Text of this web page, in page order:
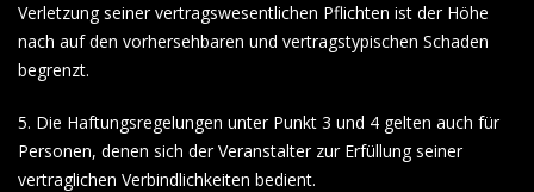
Verletzung seiner vertragswesentlichen Pflichten ist der Höhe
nach auf den vorhersehbaren und vertragstypischen Schaden
begrenzt.
5. Die Haftungsregelungen unter Punkt 3 und 4 gelten auch für
Personen, denen sich der Veranstalter zur Erfüllung seiner
vertraglichen Verbindlichkeiten bedient.